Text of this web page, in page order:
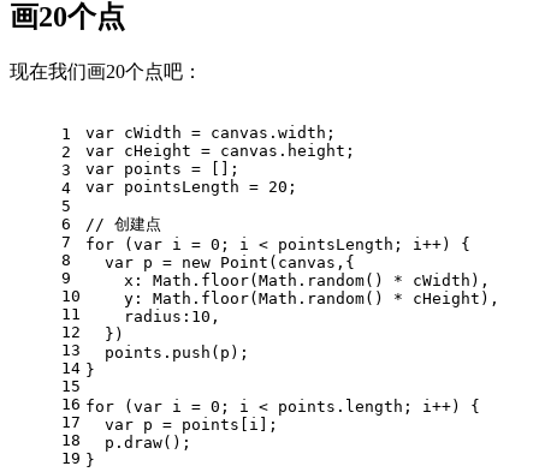
画20个点
现在我们画20个点吧：
1
2
3
4
5
6
7
8
9
10
11
12
13
14
15
16
17
18
19
var cWidth = canvas. width ;
var cHeight = canvas. height ;
var points = [];
var pointsLength = 20 ;
// 创建点
for ( var i = 0 ; i < pointsLength; i++) {
var p = new Point (canvas,{
x : Math . floor( Math . random() * cWidth),
y : Math . floor( Math . random() * cHeight),
radius : 10 ,
  })
  points.
push (p);
}
for ( var i = 0 ; i < points. length ; i++) {
var p = points[i];
  p.
draw();
}